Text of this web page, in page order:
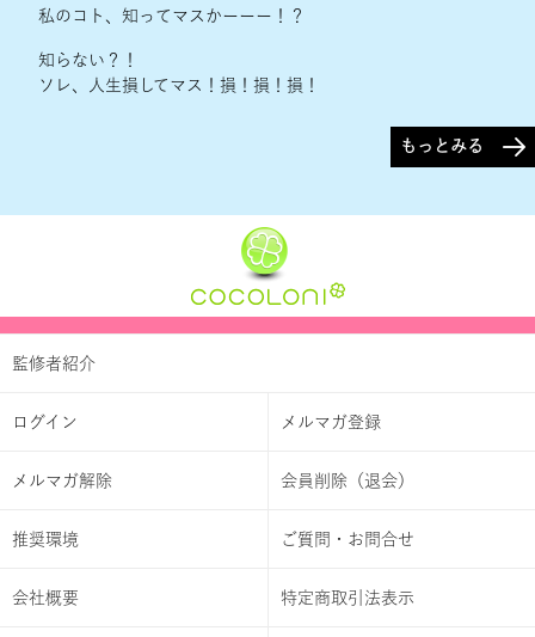
私のコト、知ってマスかーーー！？
知らない？！
ソレ、人生損してマス！損！損！損！
もっとみる
監修者紹介
ログイン メルマガ登録
メルマガ解除 会員削除（退会）
推奨環境 ご質問・お問合せ
会社概要 特定商取引法表示